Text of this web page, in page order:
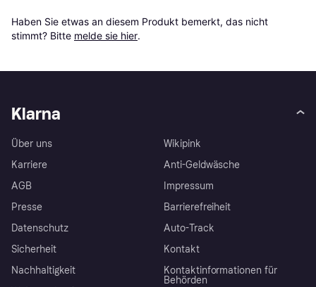
Haben Sie etwas an diesem Produkt bemerkt, das nicht
stimmt? Bitte melde sie hier.
Klarna
Über uns
Karriere
AGB
Presse
Datenschutz
Sicherheit
Nachhaltigkeit
Wikipink
Anti-Geldwäsche
Impressum
Barrierefreiheit
Auto-Track
Kontakt
Kontaktinformationen für
Behörden